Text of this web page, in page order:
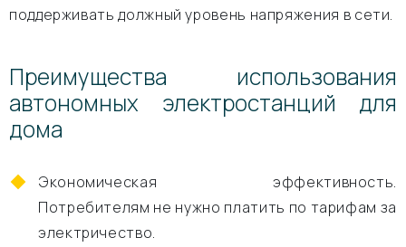
поддерживать должный уровень напряжения в сети.
Преимущества использования
автономных электростанций для
дома
Экономическая эффективность.
Потребителям не нужно платить по тарифам за
электричество.